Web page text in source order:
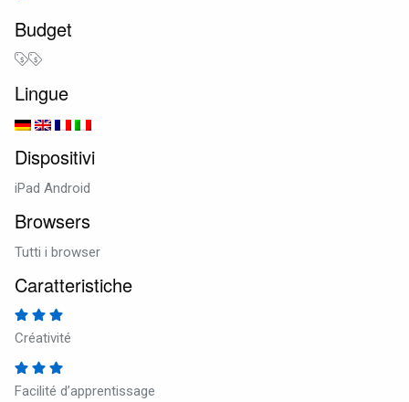
Budget
Lingue
Dispositivi
iPad Android
Browsers
Tutti i browser
Caratteristiche
Créativité
Facilité d’apprentissage